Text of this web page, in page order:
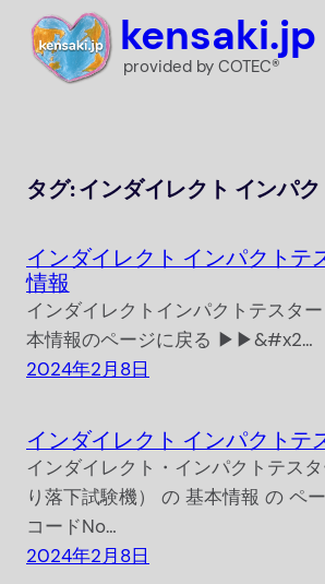
kensaki.jp
provided by COTEC®
タグ:インダイレクト インパ
インダイレクト インパクトテ
情報
インダイレクトインパクトテスタ
本情報のページに戻る ▶▶&#x2…
2024年2月8日
インダイレクト インパクトテ
インダイレクト・インパクトテス
り落下試験機） の 基本情報 の ペ
コードNo…
2024年2月8日